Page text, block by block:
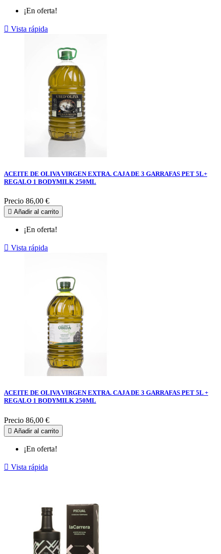
¡En oferta!
 Vista rápida
ACEITE DE OLIVA VIRGEN EXTRA. CAJA DE 3 GARRAFAS PET 5L+
REGALO 1 BODYMILK 250ML
Precio 86,00 €
 Añadir al carrito
¡En oferta!
 Vista rápida
ACEITE DE OLIVA VIRGEN EXTRA. CAJA DE 3 GARRAFAS PET 5L +
REGALO 1 BODYMILK 250ML
Precio 86,00 €
 Añadir al carrito
¡En oferta!
 Vista rápida